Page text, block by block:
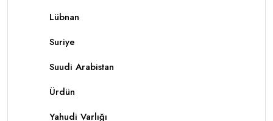
Lübnan
Suriye
Suudi Arabistan
Ürdün
Yahudi Varlığı